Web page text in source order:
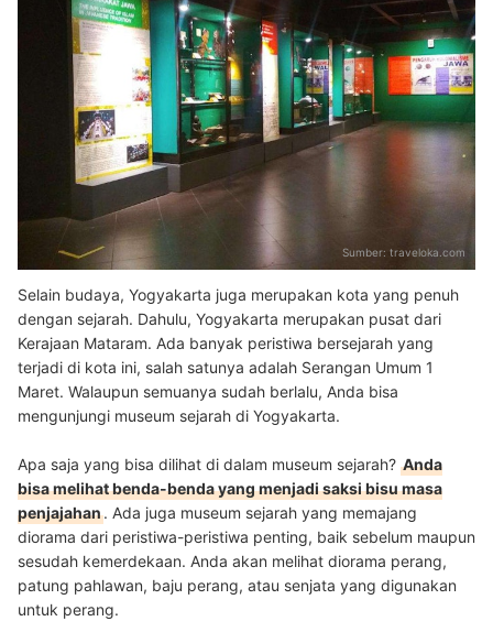
Sumber: traveloka.com
Selain budaya, Yogyakarta juga merupakan kota yang penuh
dengan sejarah. Dahulu, Yogyakarta merupakan pusat dari
Kerajaan Mataram. Ada banyak peristiwa bersejarah yang
terjadi di kota ini, salah satunya adalah Serangan Umum 1
Maret. Walaupun semuanya sudah berlalu, Anda bisa
mengunjungi museum sejarah di Yogyakarta.
Apa saja yang bisa dilihat di dalam museum sejarah? Anda
bisa melihat benda-benda yang menjadi saksi bisu masa
penjajahan. Ada juga museum sejarah yang memajang
diorama dari peristiwa-peristiwa penting, baik sebelum maupun
sesudah kemerdekaan. Anda akan melihat diorama perang,
patung pahlawan, baju perang, atau senjata yang digunakan
untuk perang.